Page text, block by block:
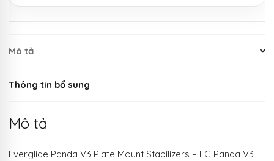
Mô tả
Thông tin bổ sung
Mô tả
Everglide Panda V3 Plate Mount Stabilizers – EG Panda V3